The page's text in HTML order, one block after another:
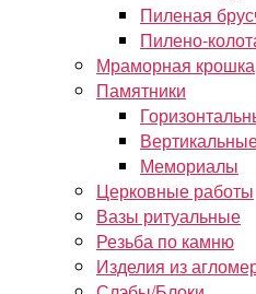
Пиленая
Пилено-
Мраморная крошка
Памятники
Мемориалы
Церковные работы
Вазы ритуальные
Резьба по камню
Изделия из